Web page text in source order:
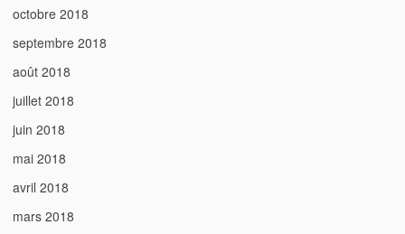
octobre 2018
septembre 2018
août 2018
juillet 2018
juin 2018
mai 2018
avril 2018
mars 2018